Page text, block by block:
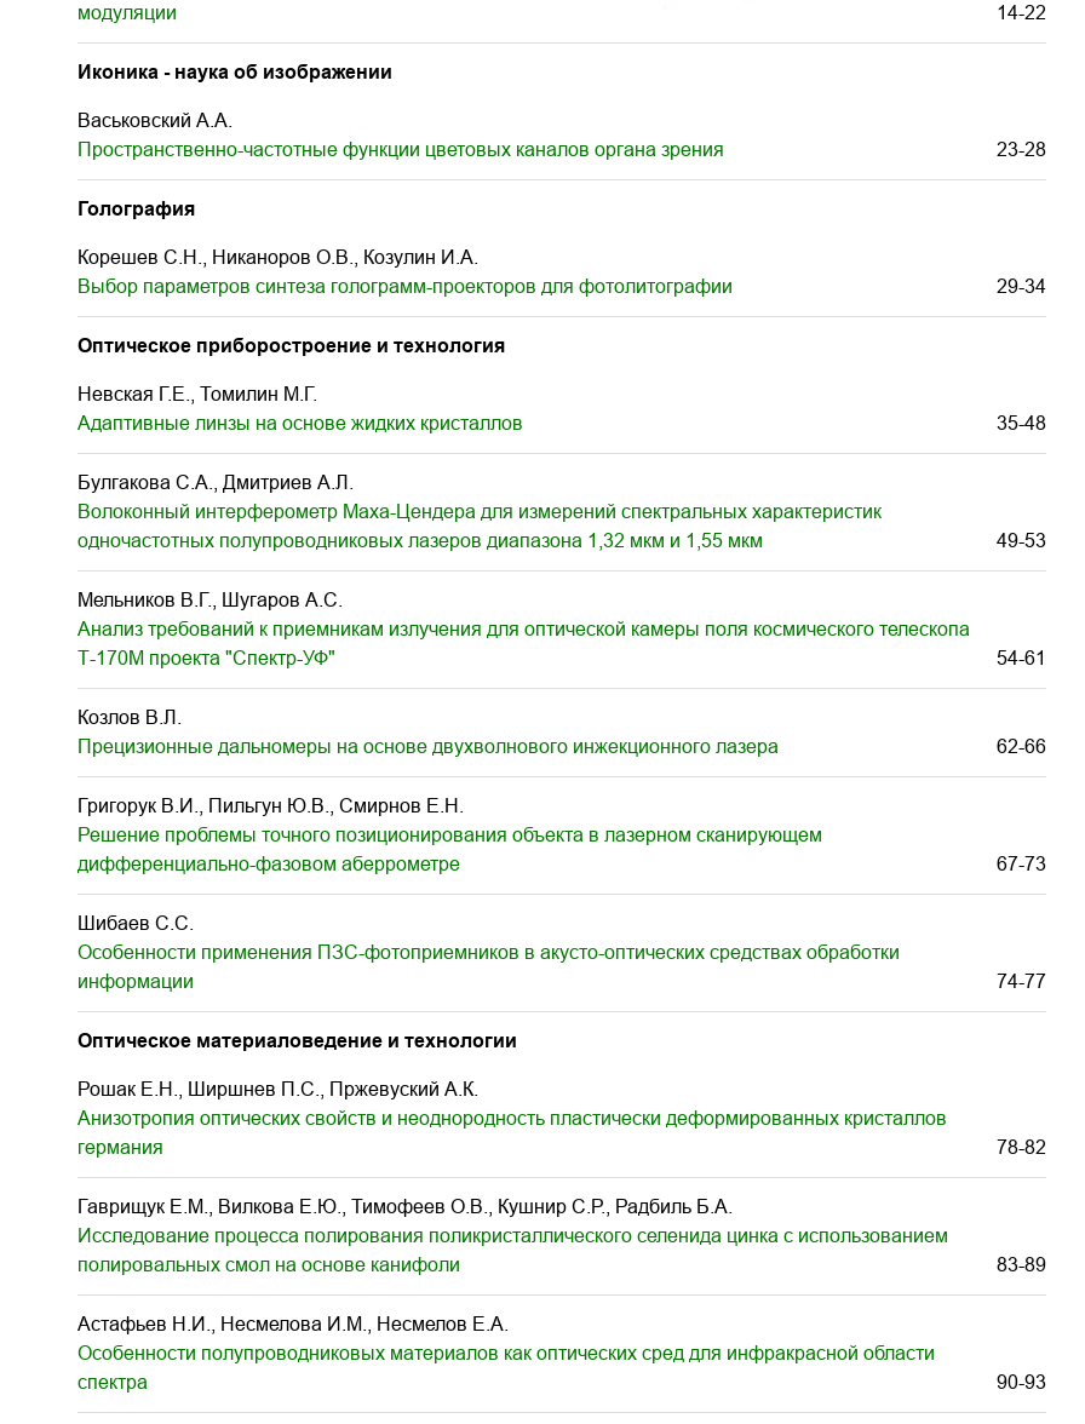
модуляции
14-22
Иконика - наука об изображении
Васьковский А.А.
Пространственно-частотные функции цветовых каналов органа зрения
23-28
Голография
Корешев С.Н., Никаноров О.В., Козулин И.А.
Выбор параметров синтеза голограмм-проекторов для фотолитографии
29-34
Оптическое приборостроение и технология
Невская Г.Е., Томилин М.Г.
Адаптивные линзы на основе жидких кристаллов
35-48
Булгакова С.А., Дмитриев А.Л.
Волоконный интерферометр Маха-Цендера для измерений спектральных характеристик
одночастотных полупроводниковых лазеров диапазона 1,32 мкм и 1,55 мкм
49-53
Мельников В.Г., Шугаров А.С.
Анализ требований к приемникам излучения для оптической камеры поля космического телескопа
Т-170М проекта "Спектр-УФ"
54-61
Козлов В.Л.
Прецизионные дальномеры на основе двухволнового инжекционного лазера
62-66
Григорук В.И., Пильгун Ю.В., Смирнов Е.Н.
Решение проблемы точного позиционирования объекта в лазерном сканирующем
дифференциально-фазовом аберрометре
67-73
Шибаев С.С.
Особенности применения ПЗС-фотоприемников в акусто-оптических средствах обработки
информации
74-77
Оптическое материаловедение и технологии
Рошак Е.Н., Ширшнев П.С., Пржевуский А.К.
Анизотропия оптических свойств и неоднородность пластически деформированных кристаллов
германия
78-82
Гаврищук Е.М., Вилкова Е.Ю., Тимофеев О.В., Кушнир С.Р., Радбиль Б.А.
Исследование процесса полирования поликристаллического селенида цинка с использованием
полировальных смол на основе канифоли
83-89
Астафьев Н.И., Несмелова И.М., Несмелов Е.А.
Особенности полупроводниковых материалов как оптических сред для инфракрасной области
спектра
90-93